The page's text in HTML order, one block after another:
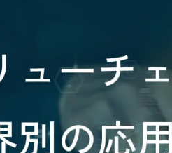
グ
– ホームページ・LP制作